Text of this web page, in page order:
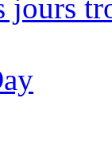
jours